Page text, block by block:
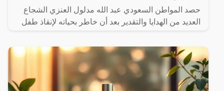
حصد المواطن السعودي عبد الله مدلول العنزي الشجاع
العديد من الهدايا والتقدير بعد أن خاطر بحياته لإنقاذ طفل